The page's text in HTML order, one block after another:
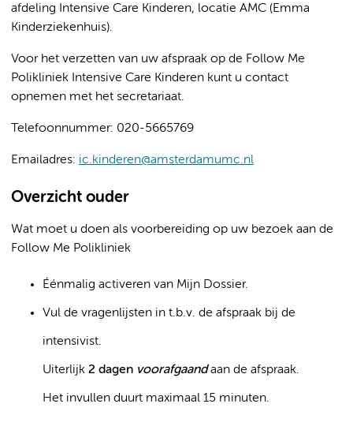
afdeling Intensive Care Kinderen, locatie AMC (Emma
Kinderziekenhuis).
Voor het verzetten van uw afspraak op de Follow Me
Polikliniek Intensive Care Kinderen kunt u contact
opnemen met het secretariaat.
Telefoonnummer: 020-5665769
Emailadres: ic.kinderen@amsterdamumc.nl
Overzicht ouder
Wat moet u doen als voorbereiding op uw bezoek aan de
Follow Me Polikliniek
Éénmalig activeren van Mijn Dossier.
Vul de vragenlijsten in t.b.v. de afspraak bij de
intensivist.
Uiterlijk 2 dagen voorafgaand aan de afspraak.
Het invullen duurt maximaal 15 minuten.